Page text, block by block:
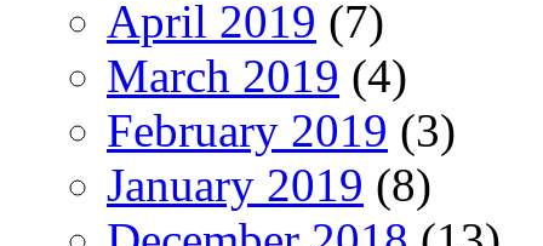
April 2019 (7)
March 2019 (4)
February 2019 (3)
January 2019 (8)